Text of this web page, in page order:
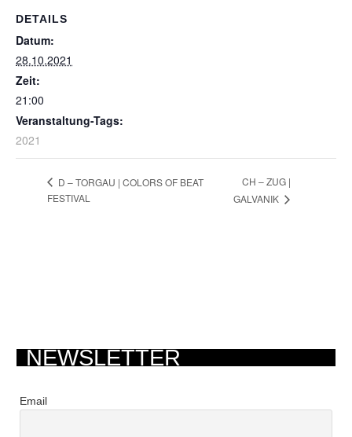
DETAILS
Datum:
28.10.2021
Zeit:
21:00
Veranstaltung-Tags:
2021
D – TORGAU | COLORS OF BEAT
FESTIVAL
CH – ZUG |
GALVANIK
NEWSLETTER
Email